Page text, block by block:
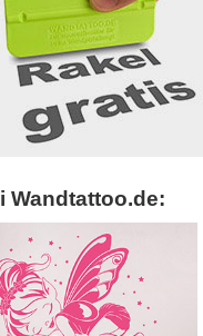
Wandtattoo.de: